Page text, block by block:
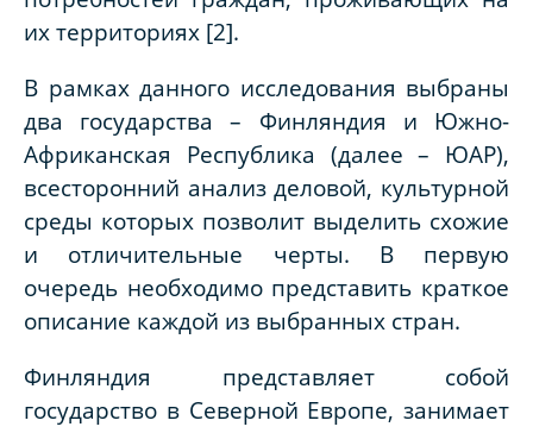
их территориях [2].
В рамках данного исследования выбраны
два государства – Финляндия и Южно-
Африканская Республика (далее – ЮАР),
всесторонний анализ деловой, культурной
среды которых позволит выделить схожие
и отличительные черты. В первую
очередь необходимо представить краткое
описание каждой из выбранных стран.
Финляндия представляет собой
государство в Северной Европе, занимает